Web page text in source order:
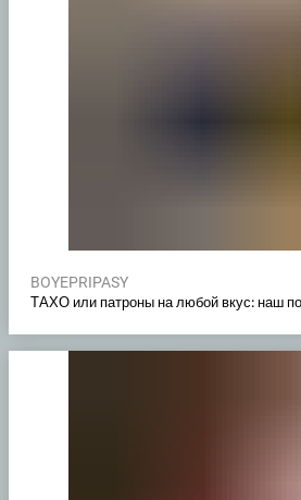
BOYEPRIPASY
ТАХО или патроны на любой вкус: наш